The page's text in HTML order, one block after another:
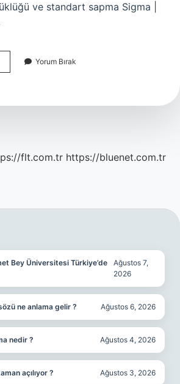
ve standart sapma Sigma |
İStatistikte Yorum Bırak
flt.com.tr https://bluenet.com.tr
Bey Üniversitesi Türkiye’de
Ağustos 7,
2026
ne anlama gelir ? Ağustos 6, 2026
nedir ? Ağustos 4, 2026
açılıyor ? Ağustos 3, 2026